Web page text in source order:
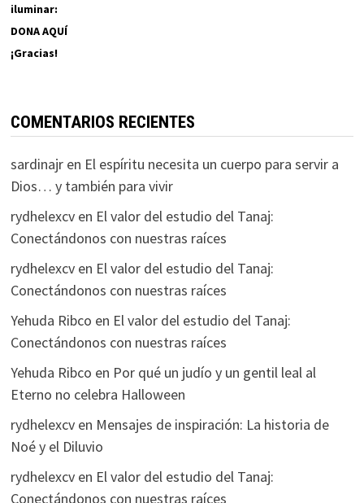
iluminar:
DONA AQUÍ
¡Gracias!
COMENTARIOS RECIENTES
sardinajren El espíritu necesita un cuerpo para servir a
Dios… y también para vivir
rydhelexcven El valor del estudio del Tanaj:
Conectándonos con nuestras raíces
rydhelexcven El valor del estudio del Tanaj:
Conectándonos con nuestras raíces
Yehuda Ribco en El valor del estudio del Tanaj:
Conectándonos con nuestras raíces
Yehuda Ribco en Por qué un judío y un gentil leal al
Eterno no celebra Halloween
rydhelexcven Mensajes de inspiración: La historia de
Noé y el Diluvio
rydhelexcven El valor del estudio del Tanaj:
Conectándonos con nuestras raíces